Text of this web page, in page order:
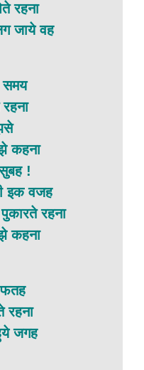
रहना
जाये वह
समय
कहना
!
इक वजह
रहना
कहना
रहना
जगह